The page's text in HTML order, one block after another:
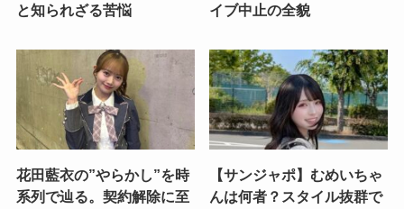
と知られざる苦悩
イブ中止の全貌
花田藍衣の”やらかし”を時
系列で辿る。契約解除に至
【サンジャポ】むめいちゃ
んは何者？スタイル抜群で